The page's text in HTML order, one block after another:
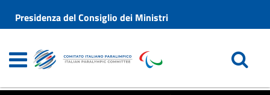
Presidenza del Consiglio dei Ministri